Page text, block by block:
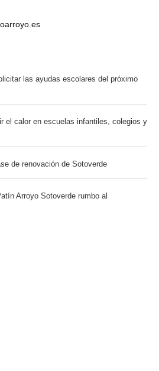
las ayudas escolares del próximo
el calor en escuelas infantiles, colegios y
de renovación de Sotoverde
Arroyo Sotoverde rumbo al